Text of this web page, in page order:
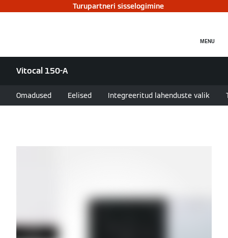
Turupartneri sisselogimine
MENU
Vitocal 150-A
Omadused Eelised Integreeritud lahenduste valik